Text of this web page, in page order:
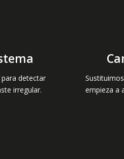
detectar
irregular.
empieza a